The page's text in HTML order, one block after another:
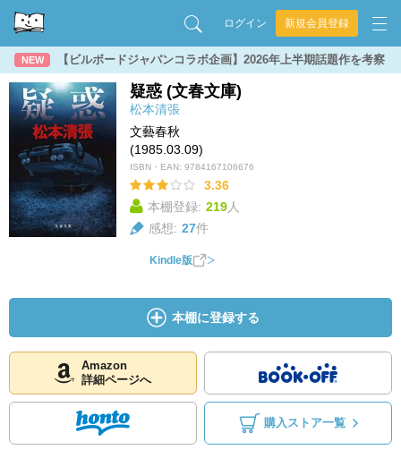
ログイン 新規会員登録
NEW 【ビルボードジャパンコラボ企画】2026年上半期話題作を考察
疑惑 (文春文庫)
松本清張
文藝春秋
(1985.03.09)
ISBN・EAN: 9784167106676
3.36
本棚登録: 219人
感想: 27件
Kindle版
本棚に登録する
Amazon
詳細ページへ
購入ストア一覧